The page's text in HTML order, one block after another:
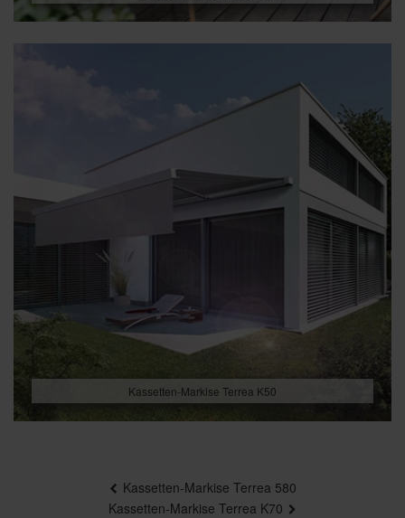
Kassetten-Markise Terrea K50
Kassetten-Markise Terrea 580
Kassetten-Markise Terrea K70